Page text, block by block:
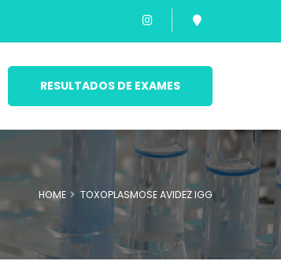
RESULTADOS DE EXAMES
HOME TOXOPLASMOSE AVIDEZ IGG